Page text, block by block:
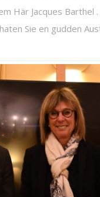
Här Jacques
Sie en gudden